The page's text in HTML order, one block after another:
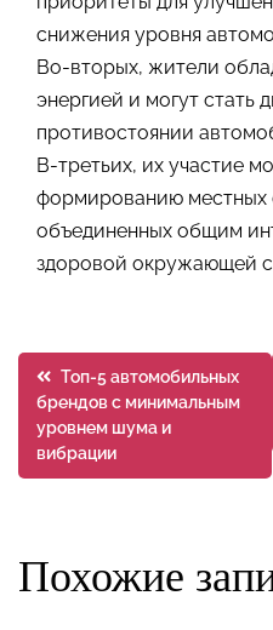
снижения уровня
Во-вторых, жители
энергией и могут стать
противостоянии
В-третьих, их участие
формированию местных
объединенных общим
здоровой окружающей
Навигация
по
записям
Топ-5 автомобильных
брендов с минимальным
уровнем шума и
вибрации
Похожие